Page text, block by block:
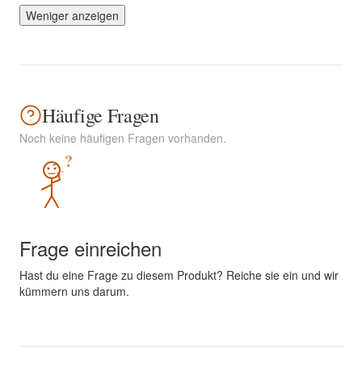
Weniger anzeigen
Häufige Fragen
Noch keine häufigen Fragen vorhanden.
?
Frage einreichen
Hast du eine Frage zu diesem Produkt? Reiche sie ein und wir
kümmern uns darum.